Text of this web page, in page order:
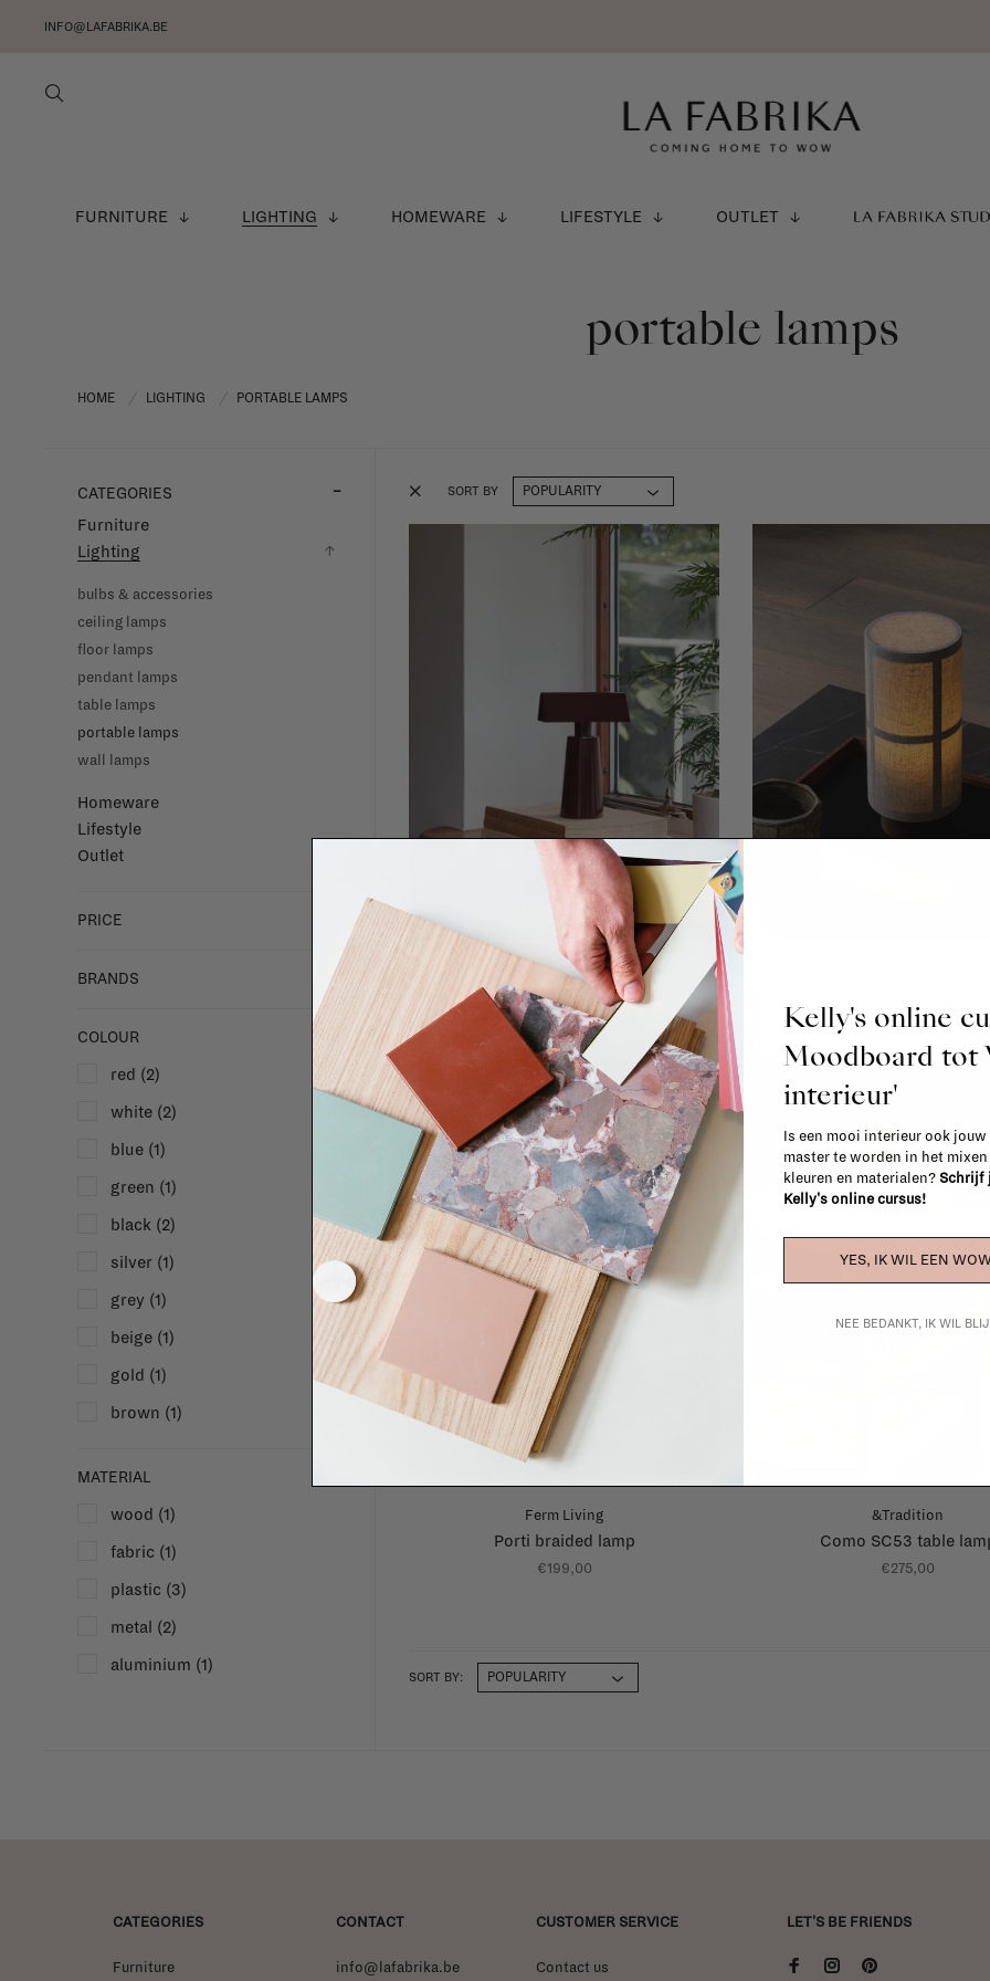
INFO@LAFABRIKA.BE
FURNITURE LIGHTING HOMEWARE LIFESTYLE OUTLET LA FABRIKA
portable lamps
HOME LIGHTING PORTABLE LAMPS
CATEGORIES
Furniture
Lighting
bulbs & accessories
ceiling lamps
floor lamps
pendant lamps
table lamps
portable lamps
wall lamps
Homeware
Lifestyle
Outlet
PRICE
BRANDS
COLOUR
red (2)
white (2)
blue (1)
green (1)
black (2)
silver (1)
grey (1)
beige (1)
gold (1)
brown (1)
MATERIAL
wood (1)
fabric (1)
plastic (3)
metal (2)
aluminium (1)
SORT BY
&Tradition
Caret MF1
€206,00
Hashira portable table
Ferm Living
Porti braided lamp
€199,00
&Tradition
Como SC53 table
€275,00
SORT BY:
CATEGORIES
Furniture
CONTACT
info@lafabrika.be
CUSTOMER SERVICE
Contact us
LET'S BE FRIENDS
Kelly's online
Moodboard tot
interieur'
Is een mooi interieur ook jouw
master te worden in het
kleuren en materialen? Schrijf
Kelly's online cursus!
YES, IK WIL EEN
NEE BEDANKT, IK WIL